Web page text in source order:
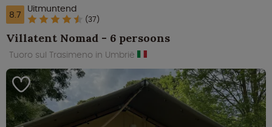
8.7 Uitmuntend
(37)
Villatent Nomad - 6 persoons
Tuoro sul Trasimeno in Umbrië